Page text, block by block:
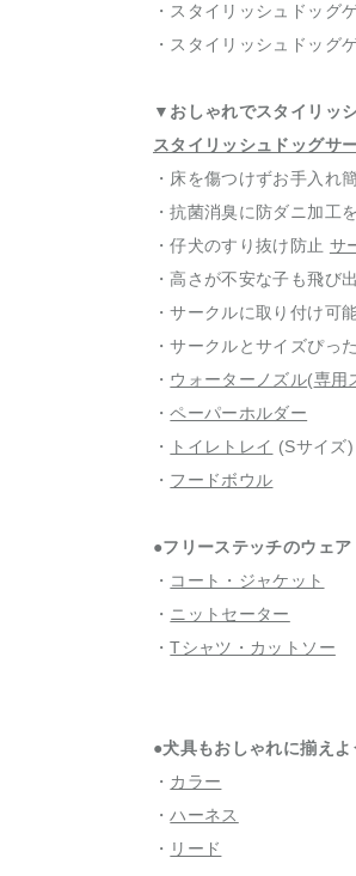
・スタイリッシュドッ
・スタイリッシュドッグ
▼おしゃれでスタイリッ
スタイリッシュドッグサ
・床を傷つけずお手入れ
・抗菌消臭に防ダニ加工
・仔犬のすり抜け防止 サ
・高さが不安な子も飛び
・サークルに取り付け可
・サークルとサイズぴっ
・ ウォーターノズル(専用
・ペーパーホルダー
・
トイレトレイ (Sサイズ)
・ フードボウル
●フリーステッチのウェア
・ コート・ジャケット
・ ニットセーター
・Tシャツ・カットソー
●犬具もおしゃれに揃えよ
・ カラー
・ハーネス
・ リード